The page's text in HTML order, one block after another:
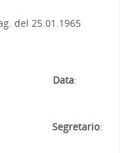
del 25.01.1965
Data:
: